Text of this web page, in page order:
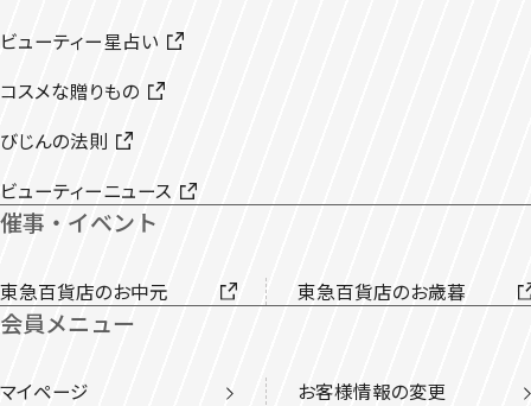
ビューティー星占い
コスメな贈りもの
びじんの法則
ビューティーニュース
催事・イベント
東急百貨店のお中元 東急百貨店のお歳暮
会員メニュー
マイページ
お客様情報の変更